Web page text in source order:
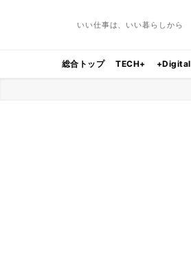
いい仕事は、いい暮らしから
総合トップ TECH+ +Digital